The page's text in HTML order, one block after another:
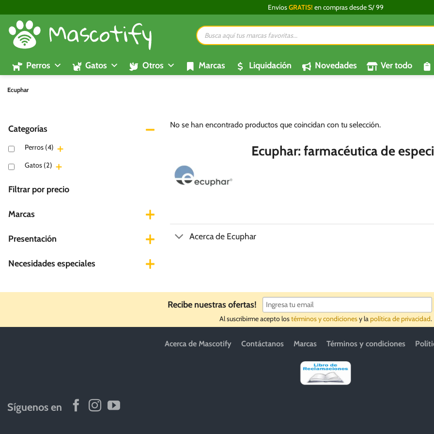
al
contenido
EnvíosGRATIS! en compras desde S/ 99
Búsqueda
de
productos
Perros Gatos Otros Marcas Liquidación Novedades Ver todo
Ecuphar
Categorías
Perros (4)
Gatos (2)
Filtrar por precio
Marcas
Presentación
Necesidades especiales
No se han encontrado productos que coincidan con tu selección.
Ecuphar: farmacéutica de
Acerca de Ecuphar
Recibe nuestras ofertas!
Al suscribirme acepto lostérminos y condicionesy lapolítica de privacidad.
Acerca de Mascotify Contáctanos Marcas Términos y condiciones
Síguenos en